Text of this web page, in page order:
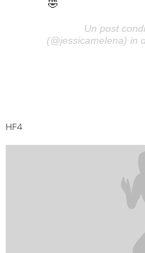
🤣
Un post
(@jessicamelena) in
HF4